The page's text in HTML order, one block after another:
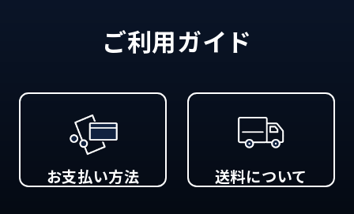
ご利用ガイド
お支払い方法 送料について